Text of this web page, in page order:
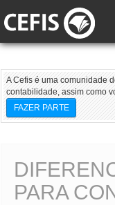
A Cefis é uma comunidade
contabilidade, assim como
FAZER PARTE
PARA